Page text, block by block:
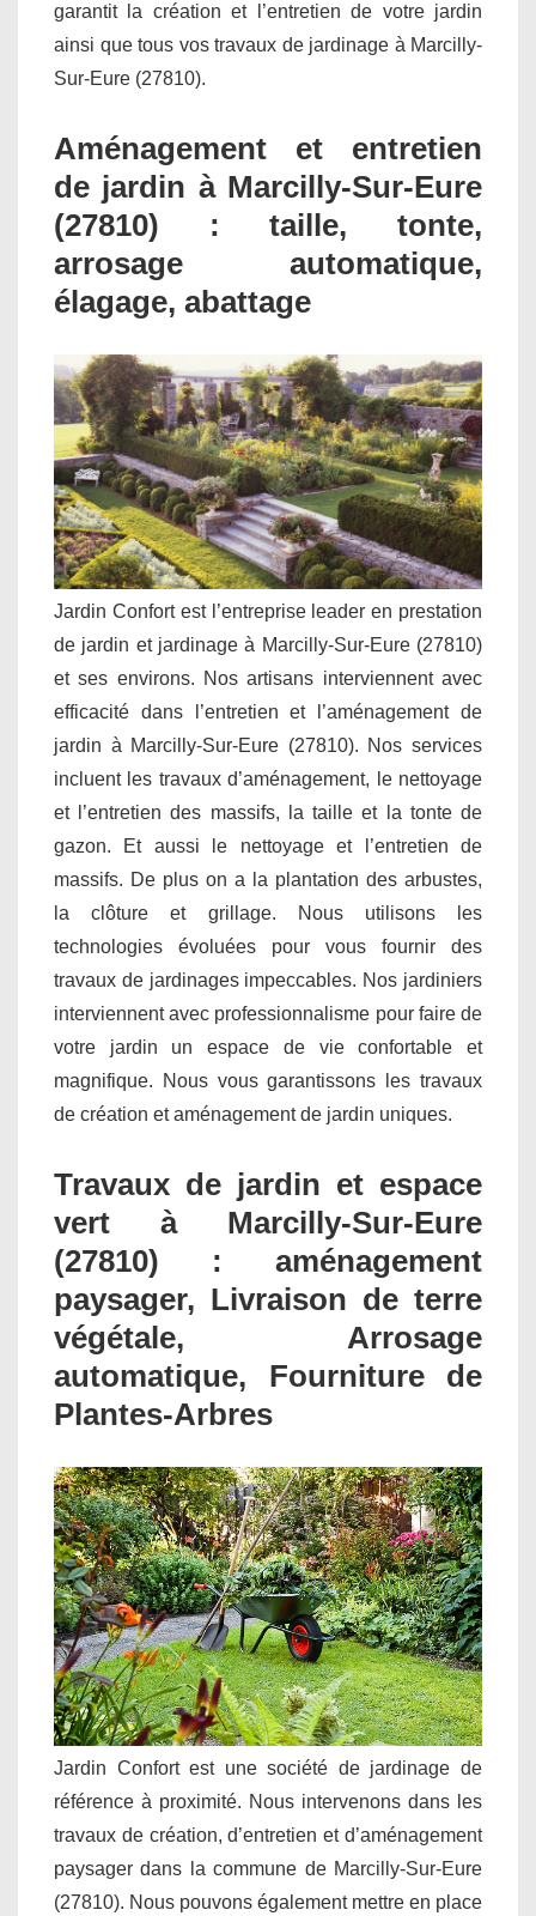
garantit la création et l’entretien de votre jardin
ainsi que tous vos travaux de jardinage à Marcilly-
Sur-Eure (27810).
Aménagement et entretien
de jardin à Marcilly-Sur-Eure
(27810) : taille, tonte,
arrosage automatique,
élagage, abattage
Jardin Confort est l’entreprise leader en prestation
de jardin et jardinage à Marcilly-Sur-Eure (27810)
et ses environs. Nos artisans interviennent avec
efficacité dans l’entretien et l’aménagement de
jardin à Marcilly-Sur-Eure (27810). Nos services
incluent les travaux d’aménagement, le nettoyage
et l’entretien des massifs, la taille et la tonte de
gazon. Et aussi le nettoyage et l’entretien de
massifs. De plus on a la plantation des arbustes,
la clôture et grillage. Nous utilisons les
technologies évoluées pour vous fournir des
travaux de jardinages impeccables. Nos jardiniers
interviennent avec professionnalisme pour faire de
votre jardin un espace de vie confortable et
magnifique. Nous vous garantissons les travaux
de création et aménagement de jardin uniques.
Travaux de jardin et espace
vert à Marcilly-Sur-Eure
(27810) : aménagement
paysager, Livraison de terre
végétale, Arrosage
automatique, Fourniture de
Plantes-Arbres
Jardin Confort est une société de jardinage de
référence à proximité. Nous intervenons dans les
travaux de création, d’entretien et d’aménagement
paysager dans la commune de Marcilly-Sur-Eure
(27810). Nous pouvons également mettre en place